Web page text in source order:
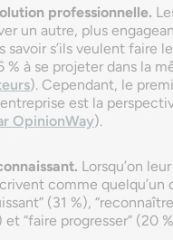
professionnelle.
un autre, plus
savoir s’ils veulent faire
à se projeter dans la
). Cependant, le
est la
OpinionWay).
Lorsqu’on
comme quelqu’un
(31 %),
“faire progresser” (20